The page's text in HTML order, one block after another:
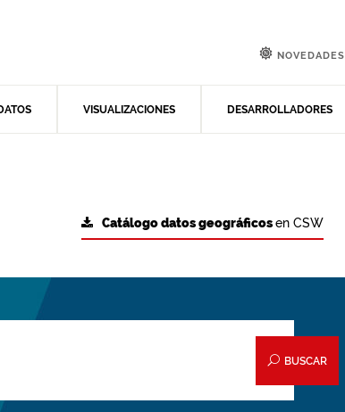
VISUALIZACIONES DESARROLLADORES
NOVEDADES
Catálogo datos geográficosen CSW
BUSCAR